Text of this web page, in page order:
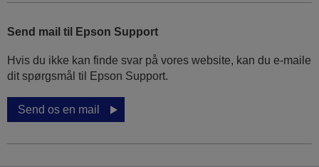
Send mail til Epson Support
Hvis du ikke kan finde svar på vores website, kan du e-maile
dit spørgsmål til Epson Support.
Send os en mail